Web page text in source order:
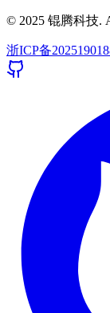
© 2025 锟腾科技.
浙ICP备